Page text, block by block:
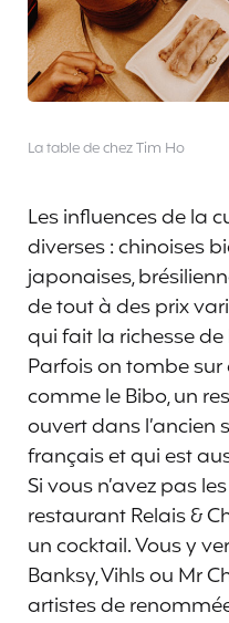
La table de chez Tim Ho
Les influences de la
diverses : chinoises
japonaises,
de tout à des prix
qui fait la richesse
Parfois on tombe
comme le Bibo, un
ouvert dans
français et qui est
Si vous n’avez pas
restaurant Relais &
un cocktail. Vous y
Banksy, Vihls ou Mr
artistes de